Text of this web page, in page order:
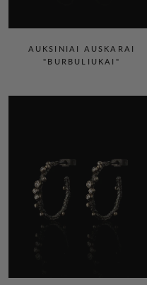
AUKSINIAI AUSKARAI
"BURBULIUKAI"